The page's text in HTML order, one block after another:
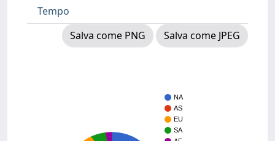
Tempo
Salva come PNG
Salva come JPEG
NA
AS
EU
SA